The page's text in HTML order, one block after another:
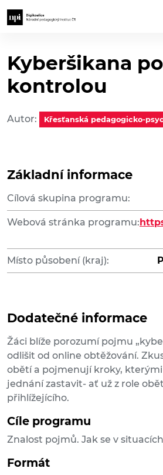
Kyberšikana
kontrolou
Autor: Křesťanská pedagogicko-
Základní informace
Cílová skupina programu:
Webová stránka programu:
Místo působení (kraj):
Dodatečné informace
Žáci blíže porozumí pojmu
odlišit od online obtěžování.
obětí a pojmenují kroky,
jednání zastavit- ať už z role
přihlížejícího.
Cíle programu
Znalost pojmů. Jak se v
Formát